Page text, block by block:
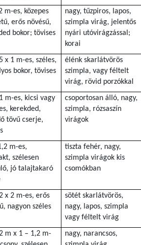
m-es, közepes
erős növésű,
bokor; tövises
nagy, tűzpiros, lapos,
szimpla virág, jelentős
nyári utóvirágzással;
korai
x 1 m-es, széles,
bokor, tövises
élénk skarlátvörös
szimpla, vagy féltelt
virág, rövid porzókkal
m-es, kicsi vagy
kerekded,
tövű cserje,
csoportosan álló, nagy,
szimpla, rózsaszín
virágok
m-es,
szélesen
jó talajtakaró
tiszta fehér, nagy,
szimpla virágok kis
csomókban
x 2 m-es, erős
nagyon széles
sötét skarlátvörös,
nagy, lapos, szimpla
vagy féltelt virág
m x 1 – 1,2 m-
nagy, narancsos,